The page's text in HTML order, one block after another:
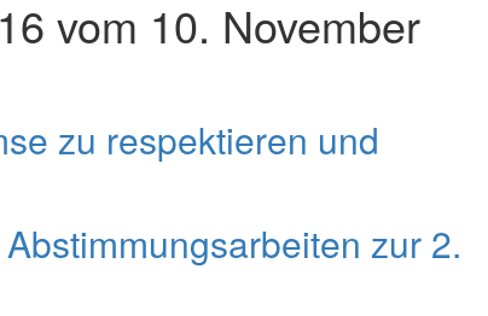
vom 10. November
zu respektieren und
zur 2.